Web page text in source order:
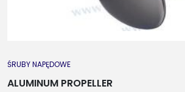
ŚRUBY NAPĘDOWE
ALUMINUM PROPELLER